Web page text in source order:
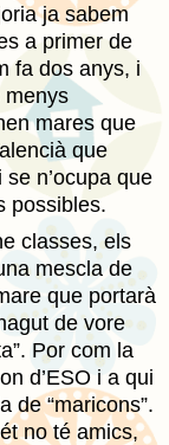
ja sabem
a primer de
fa dos anys, i
menys
mares que
que
n’ocupa que
possibles.
classes, els
mescla de
que portarà
de vore
Por com la
d’ESO i a qui
de “maricons”.
no té amics,